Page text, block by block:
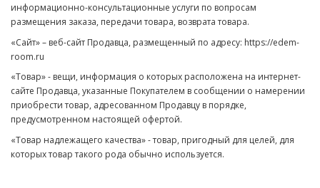
информационно-консультационные услуги по вопросам
размещения заказа, передачи товара, возврата товара.
«Сайт» – веб-сайт Продавца, размещенный по адресу: https://edem-
room.ru
«Товар» - вещи, информация о которых расположена на интернет-
сайте Продавца, указанные Покупателем в сообщении о намерении
приобрести товар, адресованном Продавцу в порядке,
предусмотренном настоящей офертой.
«Товар надлежащего качества» - товар, пригодный для целей, для
которых товар такого рода обычно используется.